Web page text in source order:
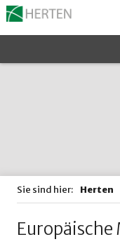
Sie sind hier: Herten